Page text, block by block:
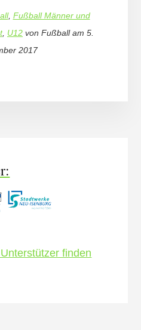
, Fußball Männer und
, U12 von Fußballam 5.
2017
finden